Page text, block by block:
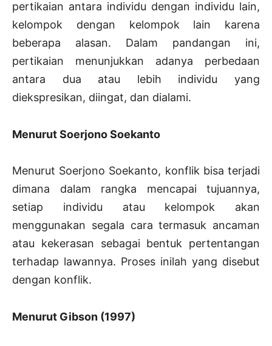
pertikaian antara individu dengan individu lain,
kelompok dengan kelompok lain karena
beberapa alasan. Dalam pandangan ini,
pertikaian menunjukkan adanya perbedaan
antara dua atau lebih individu yang
diekspresikan, diingat, dan dialami.
Menurut Soerjono Soekanto
Menurut Soerjono Soekanto, konflik bisa terjadi
dimana dalam rangka mencapai tujuannya,
setiap individu atau kelompok akan
menggunakan segala cara termasuk ancaman
atau kekerasan sebagai bentuk pertentangan
terhadap lawannya. Proses inilah yang disebut
dengan konflik.
Menurut Gibson (1997)